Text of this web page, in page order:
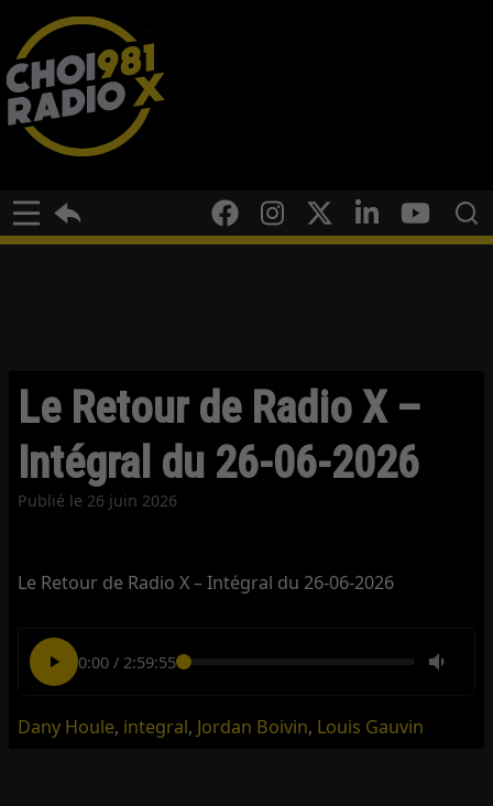
Le Retour de Radio X –
Intégral du 26-06-2026
Publié le 26 juin 2026
Le Retour de Radio X – Intégral du 26-06-2026
0:00/ 2:59:55
Dany Houle, integral, Jordan Boivin, Louis Gauvin